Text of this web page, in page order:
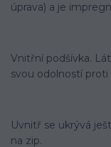
úprava) a je
Vnitřní podšívka.
svou odolností proti
Uvnitř se ukrývá
na zip.